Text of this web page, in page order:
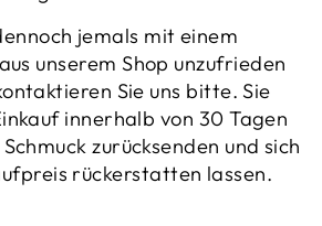
jemals mit einem
unserem Shop unzufrieden
Sie uns bitte. Sie
innerhalb von 30 Tagen
zurücksenden und sich
rückerstatten lassen.